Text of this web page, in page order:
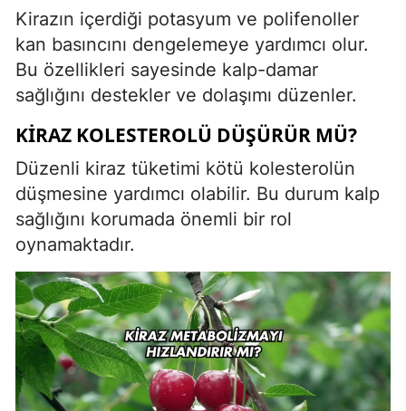
Kirazın içerdiği potasyum ve polifenoller
kan basıncını dengelemeye yardımcı olur.
Bu özellikleri sayesinde kalp-damar
sağlığını destekler ve dolaşımı düzenler.
KIRAZ KOLESTEROLÜ DÜŞÜRÜR MÜ?
Düzenli kiraz tüketimi kötü kolesterolün
düşmesine yardımcı olabilir. Bu durum kalp
sağlığını korumada önemli bir rol
oynamaktadır.